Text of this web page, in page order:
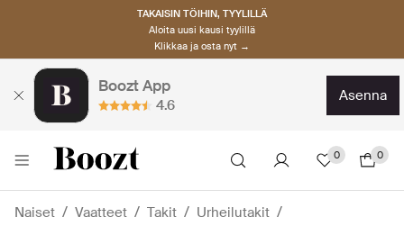
TAKAISIN TÖIHIN, TYYLILLÄ
Aloita uusi kausi tyylillä
Klikkaa ja osta nyt →
Boozt App
4.6
asenna
0 0
Naiset Vaatteet Takit Urheilutakit